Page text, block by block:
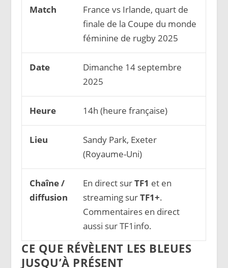
Match
France vs Irlande, quart de
finale de la Coupe du monde
féminine de rugby 2025
Date
Dimanche 14 septembre
2025
Heure 14h (heure française)
Lieu
Sandy Park, Exeter
(Royaume-Uni)
Chaîne /
diffusion
En direct surTF1 et en
streaming surTF1+.
Commentaires en direct
aussi sur TF1info.
CE QUE RÉVÈLENT LES BLEUES
JUSQU’À PRÉSENT